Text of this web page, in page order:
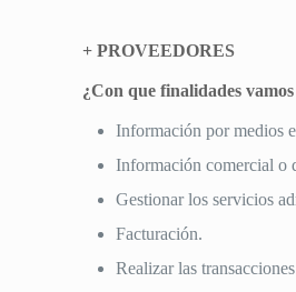
+ PROVEEDORES
¿Con que finalidades
Información por medios
Información comercial o
Gestionar los servicios
Facturación.
Realizar las